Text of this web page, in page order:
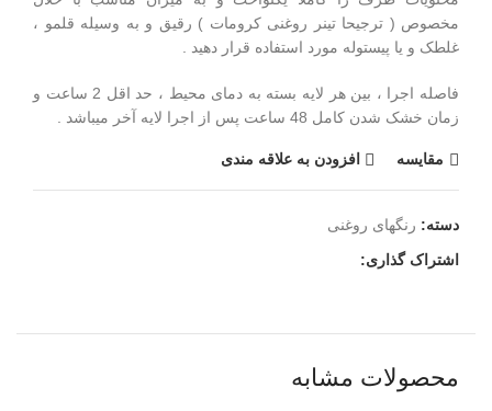
مخصوص ( ترجیحا تینر روغنی کرومات ) رقیق و به وسیله قلمو ،
غلطک و یا پیستوله مورد استفاده قرار دهید .
فاصله اجرا ، بین هر لایه بسته به دمای محیط ، حد اقل 2 ساعت و
زمان خشک شدن کامل 48 ساعت پس از اجرا لایه آخر میباشد .
مقايسه افزودن به علاقه مندی
دسته: رنگهای روغنی
اشتراک گذاری:
محصولات مشابه